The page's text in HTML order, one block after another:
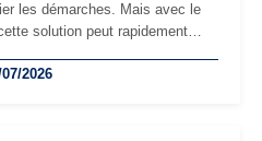
les démarches. Mais avec le
solution peut rapidement
de marque… Le
2026